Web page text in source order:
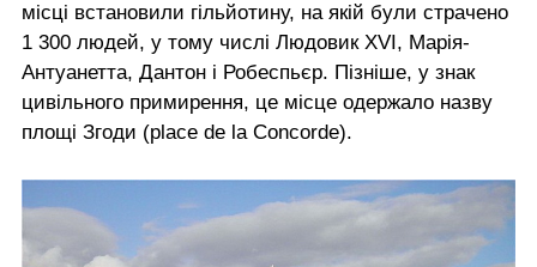
місці встановили гільйотину, на якій були страчено
1 300 людей, у тому числі Людовик XVI, Марія-
Антуанетта, Дантон і Робеспьєр. Пізніше, у знак
цивільного примирення, це місце одержало назву
площі Згоди (place de la Concorde).